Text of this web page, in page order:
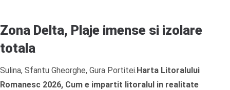
Zona Delta, Plaje imense si izolare
totala
Sulina, Sfantu Gheorghe, Gura Portitei.Harta Litoralului
Romanesc 2026, Cum e impartit litoralul in realitate